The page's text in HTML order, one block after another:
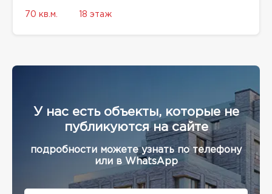
70 кв.м. 18 этаж
У нас есть объекты, которые не
публикуются на сайте
подробности можете узнать по телефону
или в WhatsApp